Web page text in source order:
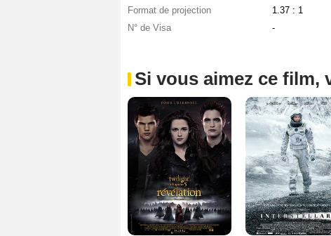
Format de projection
1.37 : 1
N° de Visa
-
Si vous aimez ce film,